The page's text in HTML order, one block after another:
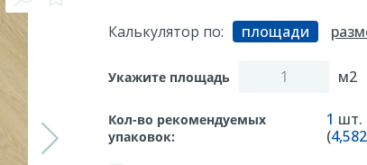
Калькулятор по: площади
Укажите площадь м2
Кол-во рекомендуемых
упаковок:
1 шт.
(4,582